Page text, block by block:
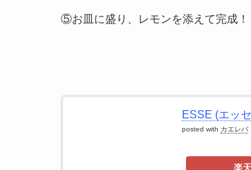
⑤お皿に盛り、レモンを添えて完成！
ESSE (エッ
posted with カエレバ
楽